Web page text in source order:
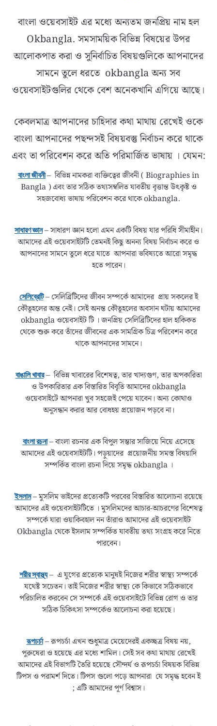
বাংলা ওয়েবসাইট এর মধ্যে অন্যতম জনপ্রিয় নাম হল
Okbangla. সমসাময়িক বিভিন্ন বিষয়ের উপর
আলোকপাত করা ও সুনির্বাচিত বিষয়গুলিকে আপনাদের
সামনে তুলে ধরতে okbangla অন্য সব
ওয়েবসাইটগুলির থেকে বেশ অনেকখানি এগিয়ে আছে।
কেবলমাত্র আপনাদের চাহিদার কথা মাথায় রেখেই ওকে
বাংলা আপনাদের পছন্দসই বিষয়বস্তু নির্বাচন করে থাকে
এবং তা পরিবেশন করে অতি পরিমার্জিত ভাষায় । যেমন:
বাংলা জীবনী– বিভিন্ন নামকরা ব্যক্তিত্বের জীবনী ( Biographies in
Bangla ) এবং তার সঠিক তথ্যসম্বলিত যাবতীয় বৃত্তান্ত উৎকৃষ্ট ও
সহজবোধ্য ভাষায় পরিবেশন করে থাকে okbangla.
সাধারণ জ্ঞান– সাধারণ জ্ঞান হলো এমন একটি বিষয় যার পরিধি সীমাহীন।
আমাদের এই ওয়েবসাইটটি তেমনই কিছু অনন্য বিষয় নির্বাচন করে ও
আপনাদের সামনে তুলে ধরে যাতে আপনারা ভবিষ্যতে আরো সমৃদ্ধ
হতে পারেন।
সেলিব্রেটি– সেলিব্রিটিদের জীবন সম্পর্কে আমাদের প্রায় সকলের ই
কৌতূহলের অন্ত নেই। সেই অনন্ত কৌতূহলের অবসান ঘটায় আমাদের
okbangla ওয়েবসাইট টি । জনপ্রিয় সেলিব্রিটিদের হাল হাকিকত
থেকে শুরু করে তাঁদের জীবনের এক সামগ্রিক চিত্র পরিবেশন করে
থাকে আপনাদের সামনে।
বাঙালি খাবার– বিভিন্ন খাবারের বিশেষত্ব, তার খাদ্যগুণ, তার অপকারিতা
ও উপকারিতার এক বিস্তারিত বিবৃতি আমাদের okbangla
ওয়েবসাইটে আপনারা খুব সহজেই পেয়ে যাবেন। অন্য কোথাও
অনুসন্ধান করার আর বোধহয় প্রয়োজন পড়বে না।
বাংলা রচনা– বাংলা রচনার এক বিপুল সম্ভার সাজিয়ে নিয়ে এসেছে
আমাদের এই ওয়েবসাইটটি। পড়ুয়াদের প্রয়োজনীয় সমস্ত বিষয়াদি
সম্পর্কিত বাংলা রচনা দিয়ে সমৃদ্ধ okbangla ।
ইসলাম– মুসলিম ভাইদের প্রত্যেকটি পরবের বিস্তারিত আলোচনা রয়েছে
আমাদের এই ওয়েবসাইটটিতে । মুসলিমদের আচার-আচরণের বিশেষত্ব
সম্পর্কে যারা ওয়াকিবহাল নন তাঁরাও আমাদের এই ওয়েবসাইট
Okbangla থেকে ইসলাম সম্পর্কিত যাবতীয় তথ্য সংগ্রহ করে নিতে
পারবেন।
শরীর স্বাস্থ্য– এ যুগের প্রত্যেক মানুষই নিজের শরীর স্বাস্থ্য সম্পর্কে
যথেষ্ট সচেতন। তাই নিজের শরীর স্বাস্থ্য কে কিভাবে সঠিকভাবে
পরিচালিত করবেন সে সম্পর্কে এই ওয়েবসাইটে বিভিন্ন রোগ ও তার
সঠিক চিকিৎসা সম্পর্কেও আলোচনা করা হয়েছে।
রূপচর্চা– রূপচর্চা এখন শুধুমাত্র মেয়েদেরই একচ্ছত্র বিষয় নয়,
পুরুষেরা ও হয়েছে এর মধ্যে শামিল। সেই সব কথা মাথায় রেখেই
আমাদের এই বিভাগটি তৈরি হয়েছে সৌন্দর্য ও রূপচর্চা বিষয়ক বিভিন্ন
টিপস ও পরামর্শ দিতে। টিপস গুলো পড়ে আপনারা যে সমৃদ্ধ হবেন ই
; এটি আমাদের পূর্ণ বিশ্বাস।